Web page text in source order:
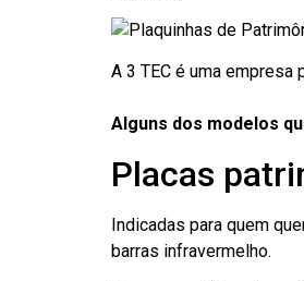
A 3 TEC é uma
Alguns dos modelos
Placas
Indicadas para quem
barras infravermelho.